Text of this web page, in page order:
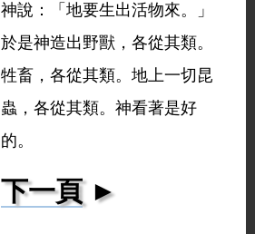
神說：「地要生出活物來。」
於是神造出野獸，各從其類。
牲畜，各從其類。地上一切昆
蟲，各從其類。神看著是好
的。
下一頁